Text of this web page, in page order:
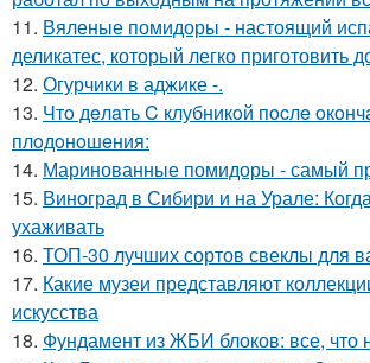
11. Вяленые помидоры - настоящий
деликатес, который легко приготовить
12. Огурчики в аджике -.
13. Чтo дeлaть C клубникoй пocлe
плoдoнoшeния:
14. Маринованные помидоры - самый
15. Виноград в Сибири и на Урале:
ухаживать
16. ТОП-30 лучших сортов свеклы для
17. Какие музеи представляют
искусства
18. Фундамент из ЖБИ блоков: все, что